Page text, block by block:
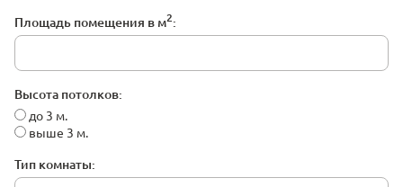
Площадь помещения в м2:
Высота потолков:
до 3 м.
выше 3 м.
Тип комнаты: